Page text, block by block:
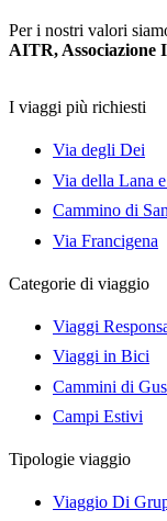
Per i nostri valori
AITR, Associazione
I viaggi più richiesti
Via degli Dei
Via della Lana
Cammino di
Via Francigena
Categorie di viaggio
Viaggi
Viaggi in Bici
Cammini di
Campi Estivi
Tipologie viaggio
Viaggio Di